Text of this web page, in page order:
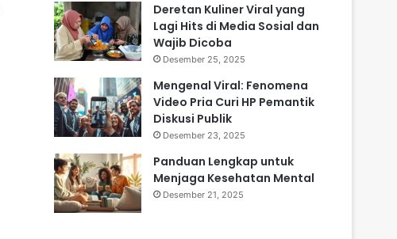
Deretan Kuliner Viral yang
Lagi Hits di Media Sosial dan
Wajib Dicoba
Desember 25, 2025
Mengenal Viral: Fenomena
Video Pria Curi HP Pemantik
Diskusi Publik
Desember 23, 2025
Panduan Lengkap untuk
Menjaga Kesehatan Mental
Desember 21, 2025